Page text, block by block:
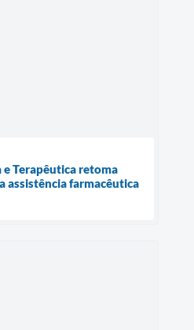
e Terapêutica retoma
assistência farmacêutica